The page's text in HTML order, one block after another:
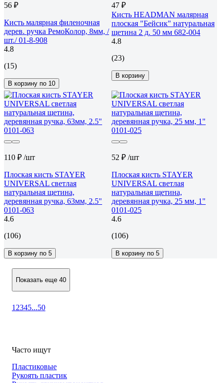
56 ₽
Кисть малярная филеночная
дерев. ручка РемоКолор, 8мм, /
шт./ 01-8-908
4.8
(15)
В корзину по 10
47 ₽
Кисть HEADMAN малярная
плоская "Бейсик" натуральная
щетина 2 д. 50 мм 682-004
4.8
(23)
В корзину
110 ₽ /шт
Плоская кисть STAYER
UNIVERSAL светлая
натуральная щетина,
деревянная ручка, 63мм, 2.5"
0101-063
4.6
(106)
В корзину по 5
52 ₽ /шт
Плоская кисть STAYER
UNIVERSAL светлая
натуральная щетина,
деревянная ручка, 25 мм, 1"
0101-025
4.6
(106)
В корзину по 5
Показать еще 40
1 2345...50
Часто ищут
Пластиковые
Рукоять пластик